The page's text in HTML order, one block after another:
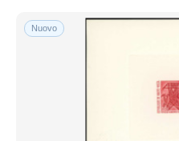
Nuovo